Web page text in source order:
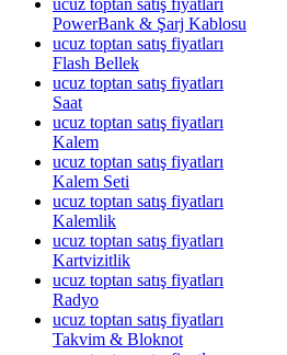
PowerBank & Şarj Kablosu
ucuz toptan satış fiyatları
Flash Bellek
ucuz toptan satış fiyatları
Saat
ucuz toptan satış fiyatları
Kalem
ucuz toptan satış fiyatları
Kalem Seti
ucuz toptan satış fiyatları
Kalemlik
ucuz toptan satış fiyatları
Kartvizitlik
ucuz toptan satış fiyatları
Radyo
ucuz toptan satış fiyatları
Takvim & Bloknot